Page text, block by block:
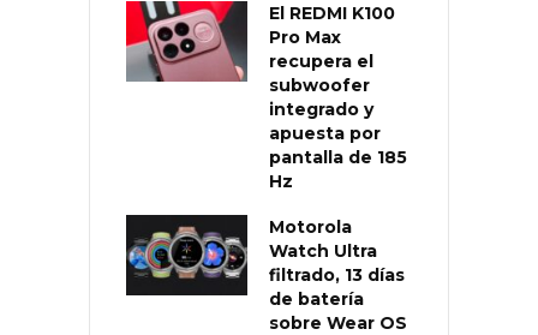
El REDMI K100
Pro Max
recupera el
subwoofer
integrado y
apuesta por
pantalla de 185
Hz
Motorola
Watch Ultra
filtrado, 13 días
de batería
sobre Wear OS